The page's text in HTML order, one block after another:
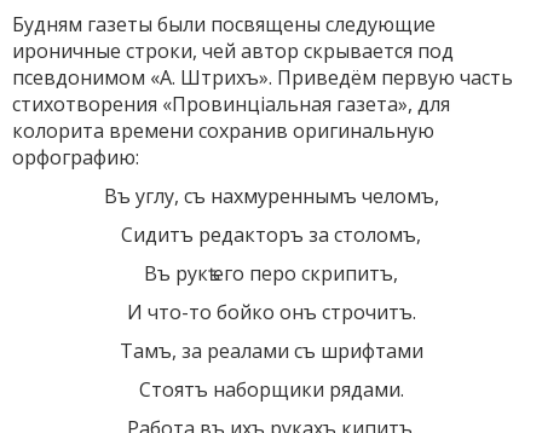
Будням газеты были посвящены следующие
ироничные строки, чей автор скрывается под
псевдонимом «А. Штрихъ». Приведём первую часть
стихотворения «Провинцiальная газета», для
колорита времени сохранив оригинальную
орфографию:
Въ углу, съ нахмуреннымъ челомъ,
Сидитъ редакторъ за столомъ,
Въ рукѣ его перо скрипитъ,
И что-то бойко онъ строчитъ.
Тамъ, за реалами съ шрифтами
Стоятъ наборщики рядами.